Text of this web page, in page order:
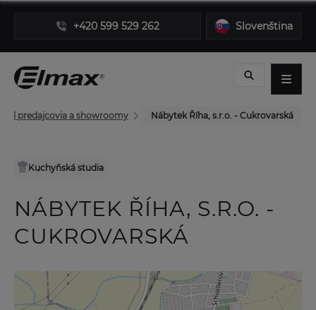
+420 599 529 262 Slovenština
predajcovia a showroomy Nábytek Říha, s.r.o. - Cukrovarská
Kuchyňská studia
NÁBYTEK ŘÍHA, S.R.O. -
CUKROVARSKÁ